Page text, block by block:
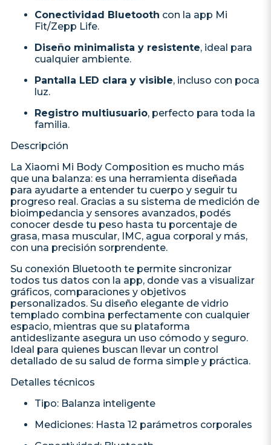
Conectividad Bluetooth con la app Mi
Fit/Zepp Life.
Diseño minimalista y resistente, ideal para
cualquier ambiente.
Pantalla LED clara y visible, incluso con poca
luz.
Registro multiusuario, perfecto para toda la
familia.
Descripción
La Xiaomi Mi Body Composition es mucho más
que una balanza: es una herramienta diseñada
para ayudarte a entender tu cuerpo y seguir tu
progreso real. Gracias a su sistema de medición de
bioimpedancia y sensores avanzados, podés
conocer desde tu peso hasta tu porcentaje de
grasa, masa muscular, IMC, agua corporal y más,
con una precisión sorprendente.
Su conexión Bluetooth te permite sincronizar
todos tus datos con la app, donde vas a visualizar
gráficos, comparaciones y objetivos
personalizados. Su diseño elegante de vidrio
templado combina perfectamente con cualquier
espacio, mientras que su plataforma
antideslizante asegura un uso cómodo y seguro.
Ideal para quienes buscan llevar un control
detallado de su salud de forma simple y práctica.
Detalles técnicos
Tipo: Balanza inteligente
Mediciones: Hasta 12 parámetros corporales